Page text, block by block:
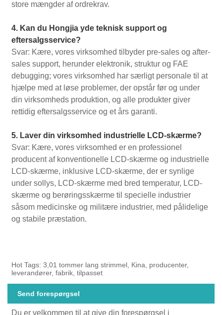
store mængder af ordrekrav.
4. Kan du Hongjia yde teknisk support og
eftersalgsservice?
Svar: Kære, vores virksomhed tilbyder pre-sales og after-
sales support, herunder elektronik, struktur og FAE
debugging; vores virksomhed har særligt personale til at
hjælpe med at løse problemer, der opstår før og under
din virksomheds produktion, og alle produkter giver
rettidig eftersalgsservice og et års garanti.
5. Laver din virksomhed industrielle LCD-skærme?
Svar: Kære, vores virksomhed er en professionel
producent af konventionelle LCD-skærme og industrielle
LCD-skærme, inklusive LCD-skærme, der er synlige
under sollys, LCD-skærme med bred temperatur, LCD-
skærme og berøringsskærme til specielle industrier
såsom medicinske og militære industrier, med pålidelige
og stabile præstation.
Hot Tags: 3,01 tommer lang strimmel, Kina, producenter,
leverandører, fabrik, tilpasset
Send forespørgsel
Du er velkommen til at give din forespørgsel i